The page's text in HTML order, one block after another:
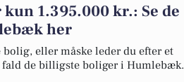
1.395.000 kr.: Se de
her
eller måske leder du efter et
de billigste boliger i Humlebæk.